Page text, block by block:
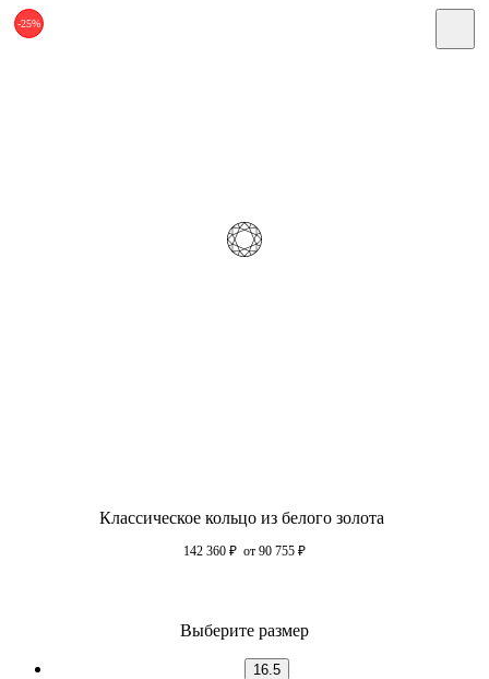
-25%
Классическое кольцо из белого золота
142 360 ₽ от 90 755 ₽
Выберите размер
16.5